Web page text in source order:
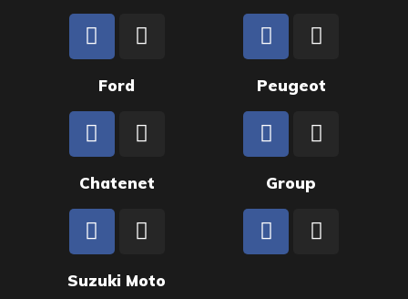
Ford Peugeot
Chatenet Group
Suzuki Moto